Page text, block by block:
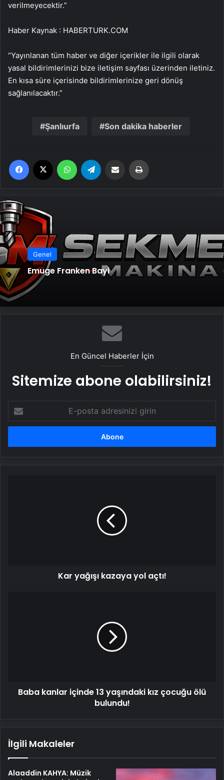
verilmeyecektir.”
Haber Kaynak : HABERTURK.COM
“Yayınlanan tüm haber ve diğer içerikler ile ilgili olarak
yasal bildirimlerinizi bize iletişim sayfası üzerinden iletiniz.
En kısa süre içerisinde bildirimlerinize geri dönüş
sağlanılacaktır.”
Şanlıurfa Son dakika haberler
Facebook WhatsApp Email'den paylaş
Genel
Emuge Franken Bayi
En Güncel Haberler İçin
Sitemize abone olabilirsiniz!
posta
adresinizi
Kar yağışı kazaya yol açtı!
Baba kanlar içinde 13 yaşındaki kız çocuğu ölü
bulundu!
İlgili Makaleler
Alaaddin KAHYA: Müzik